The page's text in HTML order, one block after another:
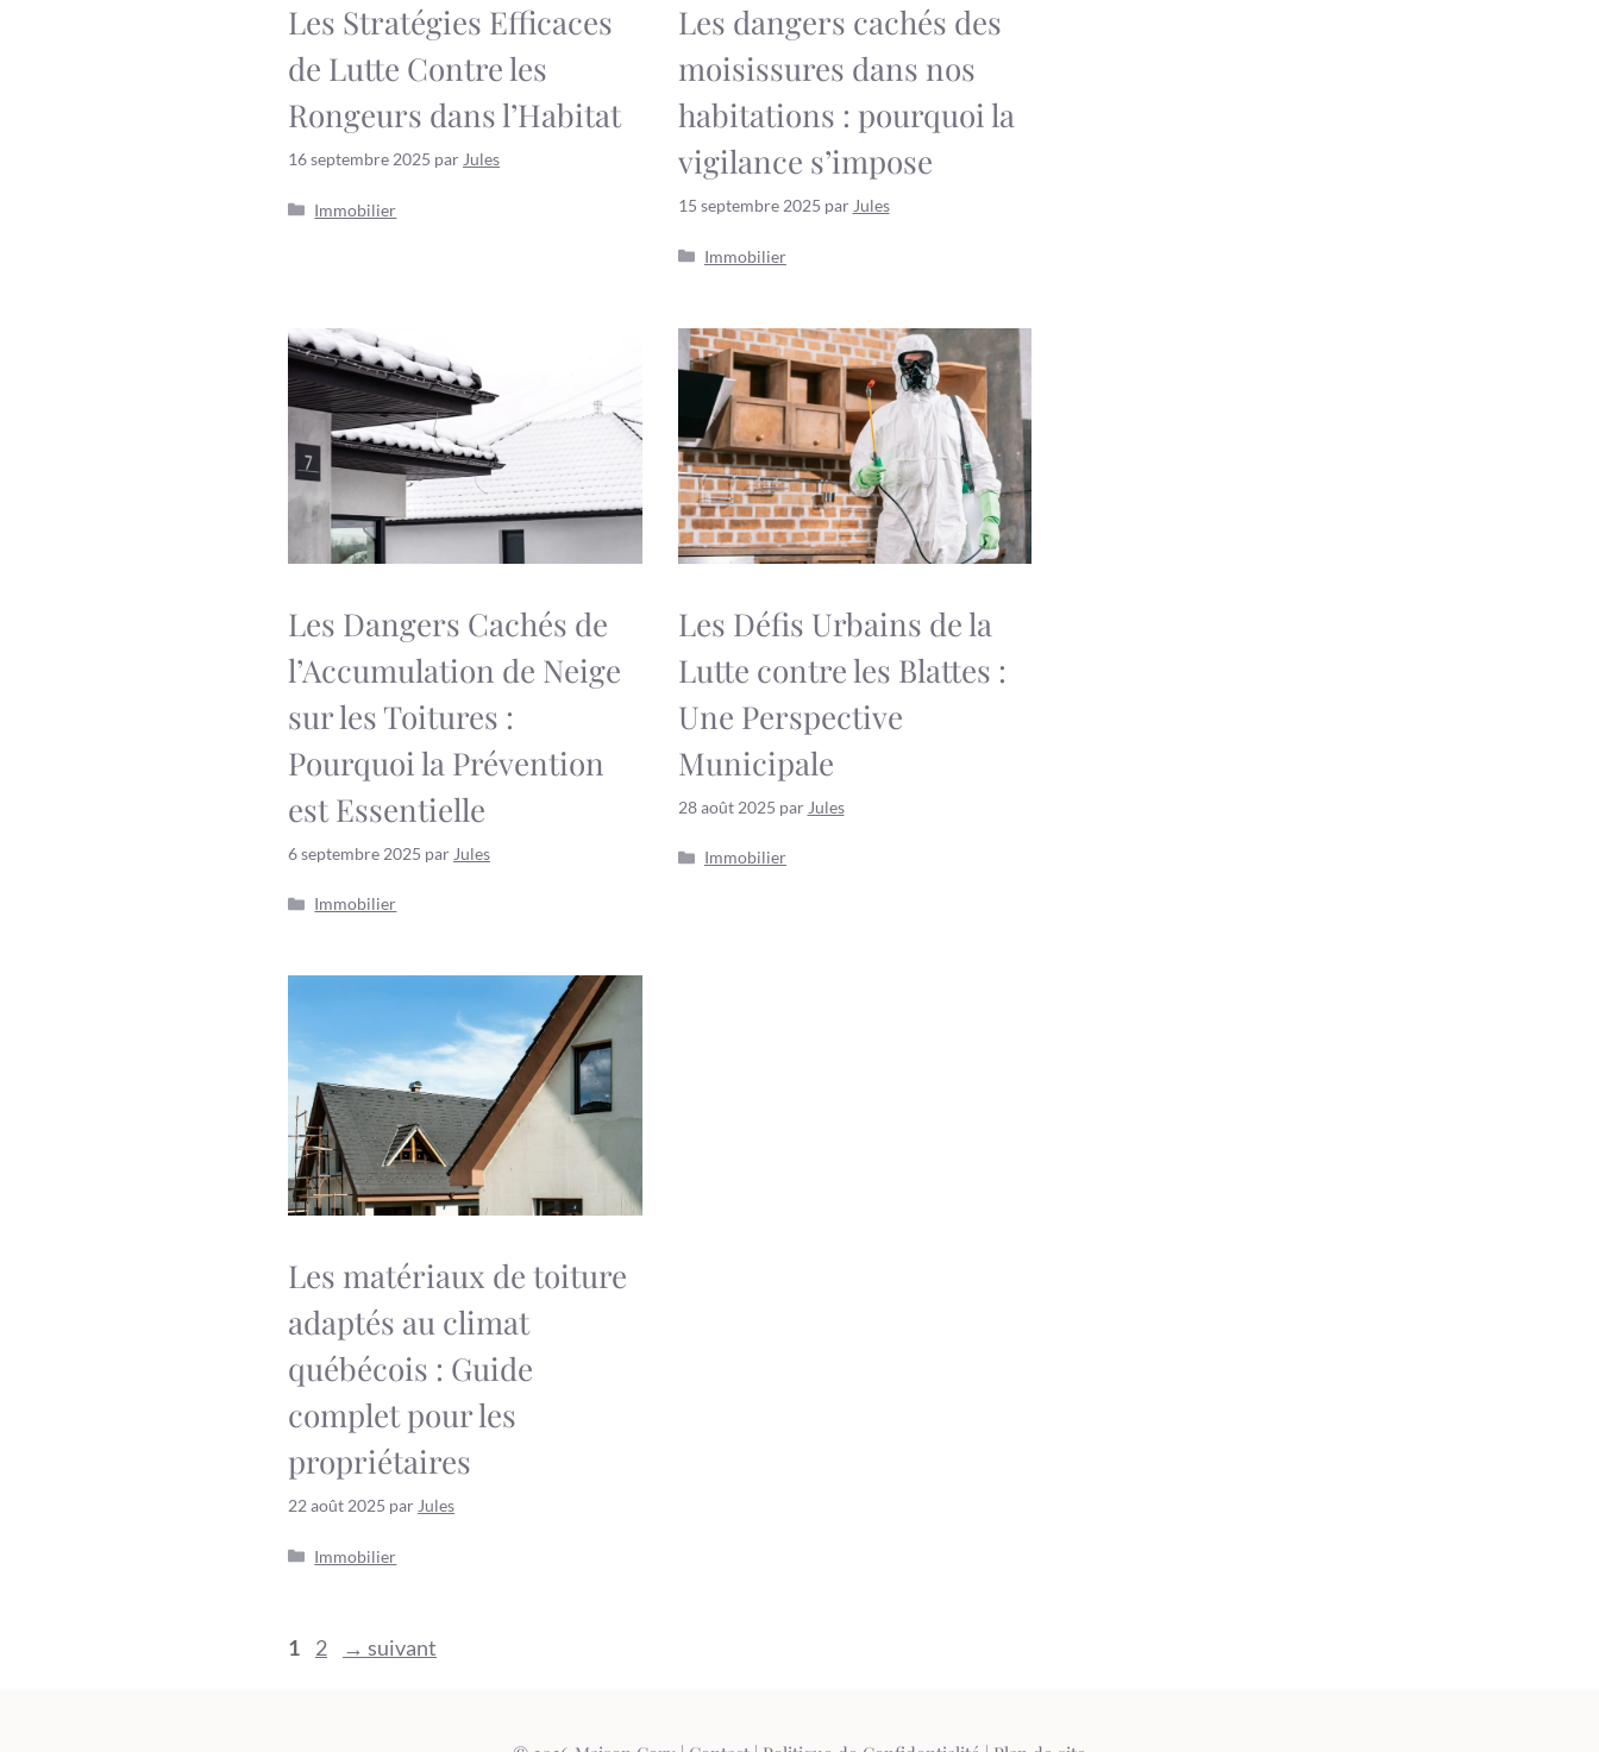
Les Stratégies Efficaces
de Lutte Contre les
Rongeurs dans l’Habitat
16 septembre 2025 par Jules
Catégories
Immobilier
Les dangers cachés des
moisissures dans nos
habitations : pourquoi la
vigilance s’impose
15 septembre 2025 par Jules
Catégories
Immobilier
Les Dangers Cachés de
l’Accumulation de Neige
sur les Toitures :
Pourquoi la Prévention
est Essentielle
6 septembre 2025 par Jules
Catégories
Immobilier
Les Défis Urbains de la
Lutte contre les Blattes :
Une Perspective
Municipale
28 août 2025 par Jules
Catégories
Immobilier
Les matériaux de toiture
adaptés au climat
québécois : Guide
complet pour les
propriétaires
22 août 2025 par Jules
Catégories
Immobilier
Page
1 Page
2 → suivant